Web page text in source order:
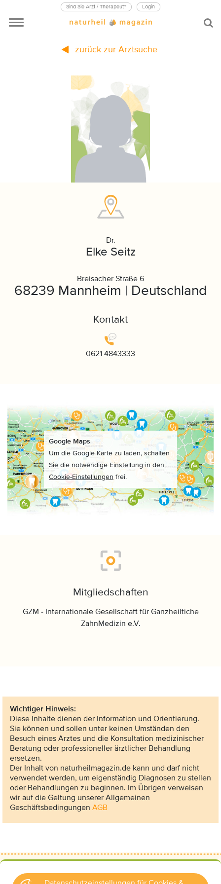
Sind Sie Arzt / Therapeut? Login
zurück zur Arztsuche
Dr.
Elke Seitz
Breisacher Straße 6
68239 Mannheim | Deutschland
Kontakt
0621 4843333
Google Maps
Um die Google Karte zu laden, schalten
Sie die notwendige Einstellung in den
Cookie-Einstellungen frei.
Mitgliedschaften
GZM - Internationale Gesellschaft für Ganzheiltiche
ZahnMedizin e.V.
Wichtiger Hinweis:
Diese Inhalte dienen der Information und Orientierung.
Sie können und sollen unter keinen Umständen den
Besuch eines Arztes und die Konsultation medizinischer
Beratung oder professioneller ärztlicher Behandlung
ersetzen.
Der Inhalt von naturheilmagazin.de kann und darf nicht
verwendet werden, um eigenständig Diagnosen zu stellen
oder Behandlungen zu beginnen. Im Übrigen verweisen
wir auf die Geltung unserer Allgemeinen
Geschäftsbedingungen AGB